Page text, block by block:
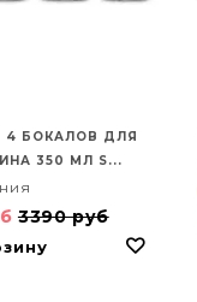
4 БОКАЛОВ ДЛЯ
350 МЛ S...
3390 руб